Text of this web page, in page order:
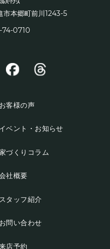
市本郷町前川 1243-5
74-0710
お客様の声
イベント・お知らせ
づくりコラム
社概要
スタッフ紹介
お問い合わせ
店予約